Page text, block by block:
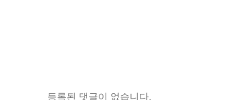
등록된 댓글이 없습니다.